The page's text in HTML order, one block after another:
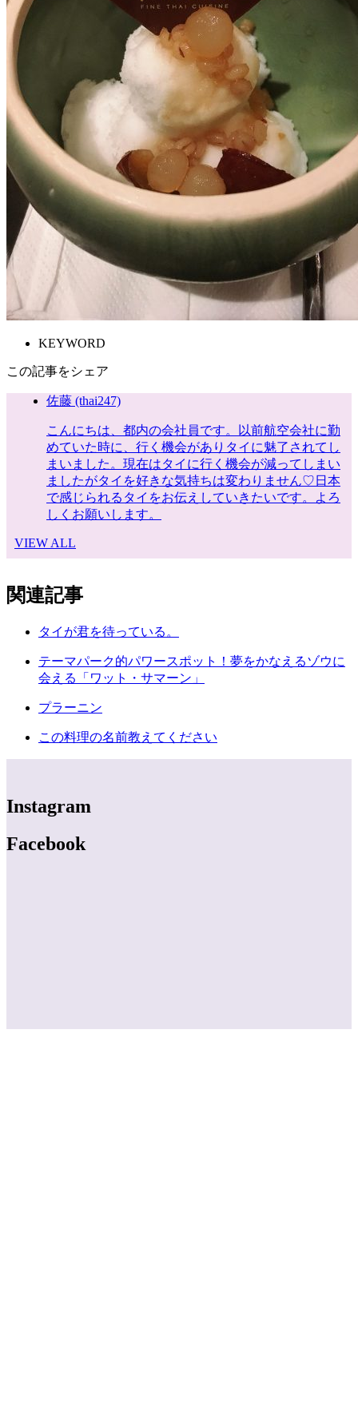
KEYWORD
この記事をシェア
佐藤 (thai247)
こんにちは、都内の会社員です。以前航空会社に勤
めていた時に、行く機会がありタイに魅了されてし
まいました。現在はタイに行く機会が減ってしまい
ましたがタイを好きな気持ちは変わりません♡日本
で感じられるタイをお伝えしていきたいです。よろ
しくお願いします。
VIEW ALL
関連記事
タイが君を待っている。
テーマパーク的パワースポット！夢をかなえるゾウに
会える「ワット・サマーン」
プラーニン
この料理の名前教えてください
Instagram
Facebook